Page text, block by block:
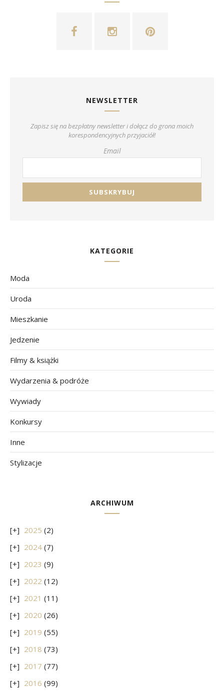
NEWSLETTER
Zapisz się na bezpłatny newsletter i dołącz do grona moich
korespondencyjnych przyjaciół!
Email
KATEGORIE
Moda
Uroda
Mieszkanie
Jedzenie
Filmy & książki
Wydarzenia & podróże
Wywiady
Konkursy
Inne
Stylizacje
ARCHIWUM
2025 (2)
2024 (7)
2023 (9)
2022 (12)
2021 (11)
2020 (26)
2019 (55)
2018 (73)
2017 (77)
2016 (99)